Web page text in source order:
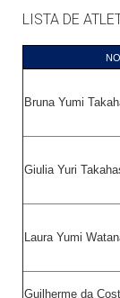
LISTA DE
Bruna Yumi
Giulia Yuri
Laura Yumi
Guilherme da